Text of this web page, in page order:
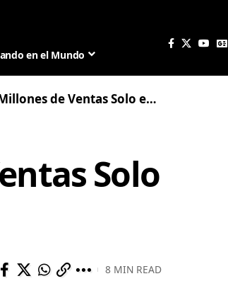
en el Mundo
de Ventas Solo en Brasil
Solo
8 MIN READ